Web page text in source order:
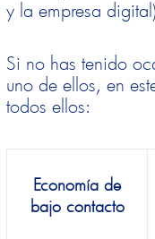
y la empresa
Si no has tenido
uno de ellos, en
todos ellos:
Economía de
bajo contacto